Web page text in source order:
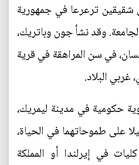
شقيقين ترعرعا في جمهورية
وقد نشأ جون وباتريك،
في سن المراهقة في قرية
البلاد.
حكومية في مدينة ليمريك،
على طموحاتهما في الحياة،
في إيرلندا أو المملكة